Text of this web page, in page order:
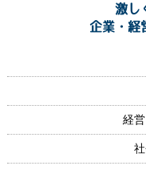
激し
企業・経
経